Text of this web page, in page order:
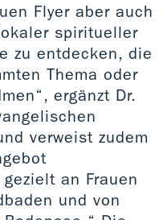
Flyer aber auch
spiritueller
zu entdecken, die
Thema oder
ergänzt Dr.
verweist zudem
an Frauen
und von